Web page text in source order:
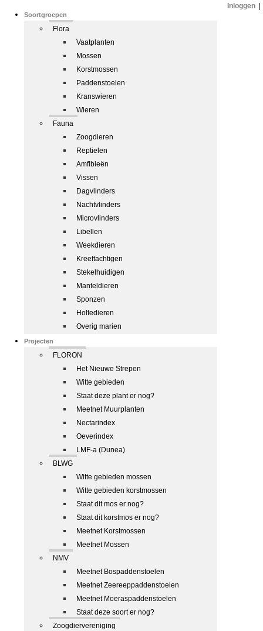
Soortgroepen
Flora
Vaatplanten
Mossen
Korstmossen
Paddenstoelen
Kranswieren
Wieren
Fauna
Zoogdieren
Reptielen
Amfibieën
Vissen
Dagvlinders
Nachtvlinders
Microvlinders
Libellen
Weekdieren
Kreeftachtigen
Stekelhuidigen
Manteldieren
Sponzen
Holtedieren
Overig marien
Projecten
FLORON
Het Nieuwe Strepen
Witte gebieden
Staat deze plant er nog?
Meetnet Muurplanten
Nectarindex
Oeverindex
LMF-a (Dunea)
BLWG
Witte gebieden mossen
Witte gebieden korstmossen
Staat dit mos er nog?
Staat dit korstmos er nog?
Meetnet Korstmossen
Meetnet Mossen
NMV
Meetnet Bospaddenstoelen
Meetnet Zeereeppaddenstoelen
Meetnet Moeraspaddenstoelen
Staat deze soort er nog?
Zoogdiervereniging
Inloggen